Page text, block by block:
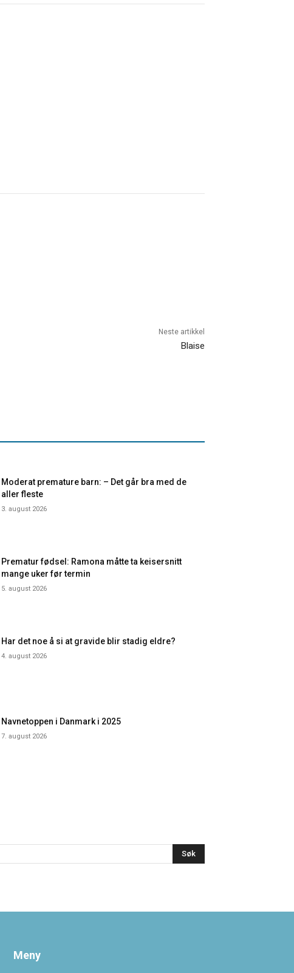
Neste artikkel
Blaise
Moderat premature barn: – Det går bra med de
aller fleste
3. august 2026
Prematur fødsel: Ramona måtte ta keisersnitt
mange uker før termin
5. august 2026
Har det noe å si at gravide blir stadig eldre?
4. august 2026
Navnetoppen i Danmark i 2025
7. august 2026
Søk
Meny